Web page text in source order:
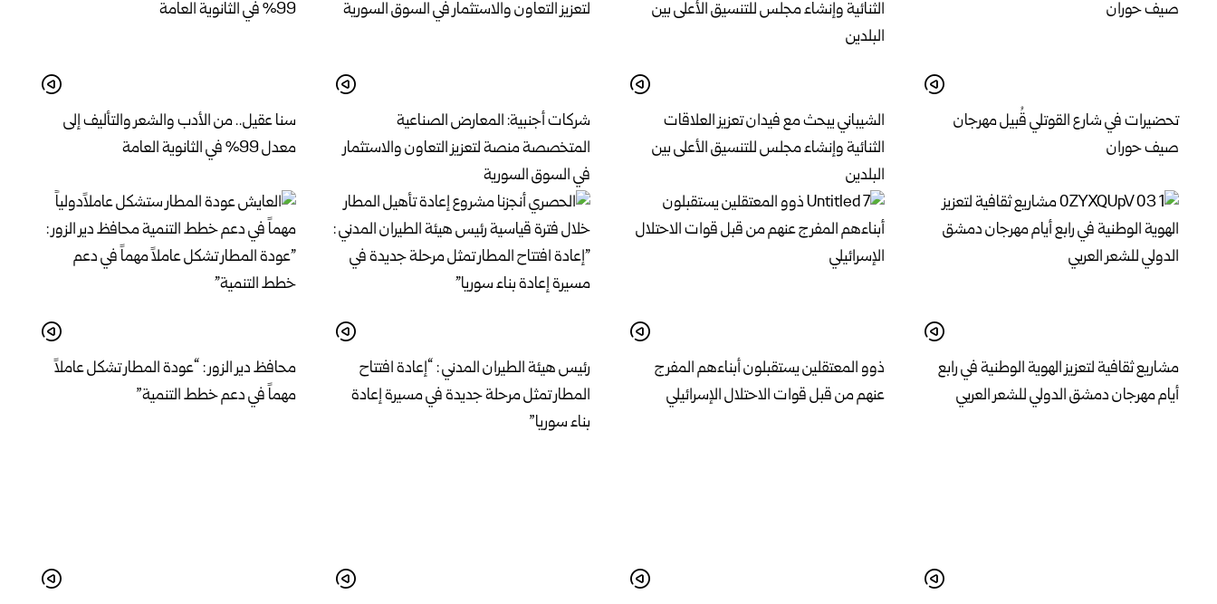
تحضيرات في شارع القوتلي قُبيل مهرجان
صيف حوران
الشيباني يبحث مع فيدان تعزيز العلاقات
الثنائية وإنشاء مجلس للتنسيق الأعلى بين
البلدين
شركات أجنبية: المعارض الصناعية
المتخصصة منصة لتعزيز التعاون والاستثمار
في السوق السورية
سنا عقيل.. من الأدب والشعر والتأليف إلى
معدل 99% في الثانوية العامة
مشاريع ثقافية لتعزيز الهوية الوطنية في رابع
أيام مهرجان دمشق الدولي للشعر العربي
ذوو المعتقلين يستقبلون أبناءهم المفرج
عنهم من قبل قوات الاحتلال الإسرائيلي
رئيس هيئة الطيران المدني : “إعادة افتتاح
المطار تمثل مرحلة جديدة في مسيرة إعادة
بناء سوريا”
محافظ دير الزور : “عودة المطار تشكل عاملاً
مهماً في دعم خطط التنمية”